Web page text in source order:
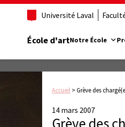
Université Laval
École d'artNotre École
Accueil >Grève des
14 mars 2007
Grève des